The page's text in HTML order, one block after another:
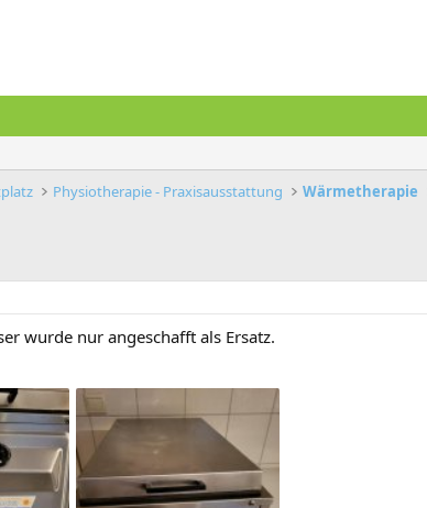
Physiotherapie - Praxisausstattung Wärmetherapie
wurde nur angeschafft als Ersatz.